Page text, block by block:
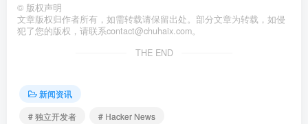
© 版权声明
文章版权归作者所有，如需转载请保留出处。部分文章为转载，如侵
犯了您的版权，请联系contact@chuhaix.com。
THE END
新闻资讯
# 独立开发者
# Hacker News